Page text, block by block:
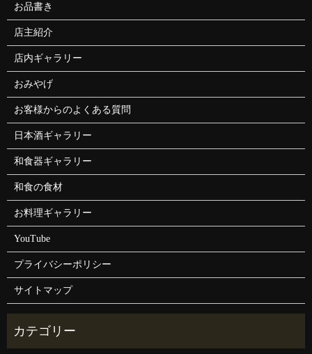
お品書き
店主紹介
店内ギャラリー
おみやげ
お客様からのよくある質問
日本酒ギャラリー
和食器ギャラリー
和食の食材
お料理ギャラリー
YouTube
プライバシーポリシー
サイトマップ